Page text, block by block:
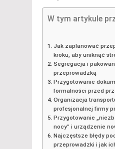
W tym artykule
Jak zaplanować
kroku, aby uniknąć
Segregacja i
przeprowadzką
Przygotowanie
formalności przed
Organizacja
profesjonalnej firmy
Przygotowanie
nocy” i urządzenie
Najczęstsze błędy
przeprowadzki i jak